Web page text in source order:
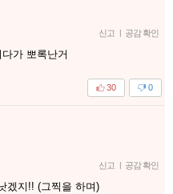
신고 | 공감 확인
가 뽀록난거
0
30
신고 | 공감 확인
겠지!! (그찍을 하며)